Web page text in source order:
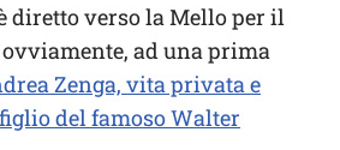
diretto verso la Mello per il
ovviamente, ad una prima
Zenga, vita privata e
del famoso Walter